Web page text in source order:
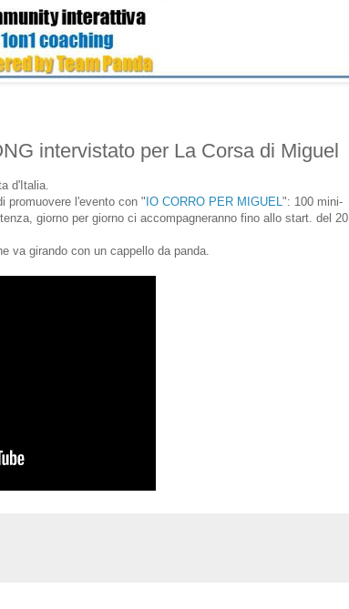
intervistato per La Corsa di Miguel
d'Italia.
promuovere l'evento con " IO CORRO PER MIGUEL": 100 mini-
giorno per giorno ci accompagneranno fino allo start. del 20
va girando con un cappello da panda.